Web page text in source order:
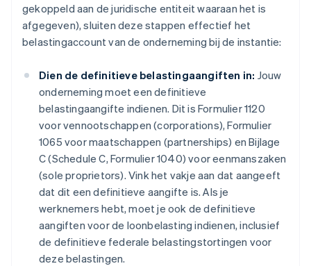
gekoppeld aan de juridische entiteit waaraan het is
afgegeven), sluiten deze stappen effectief het
belastingaccount van de onderneming bij de instantie:
Dien de definitieve belastingaangiften in: Jouw
onderneming moet een definitieve
belastingaangifte indienen. Dit is Formulier 1120
voor vennootschappen (corporations), Formulier
1065 voor maatschappen (partnerships) en Bijlage
C (Schedule C, Formulier 1040) voor eenmanszaken
(sole proprietors). Vink het vakje aan dat aangeeft
dat dit een definitieve aangifte is. Als je
werknemers hebt, moet je ook de definitieve
aangiften voor de loonbelasting indienen, inclusief
de definitieve federale belastingstortingen voor
deze belastingen.